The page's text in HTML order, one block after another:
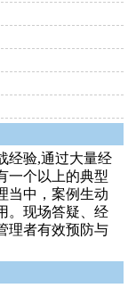
经验,通过大量经
一个以上的典型
当中，案例生动
。现场答疑、经
理者有效预防与